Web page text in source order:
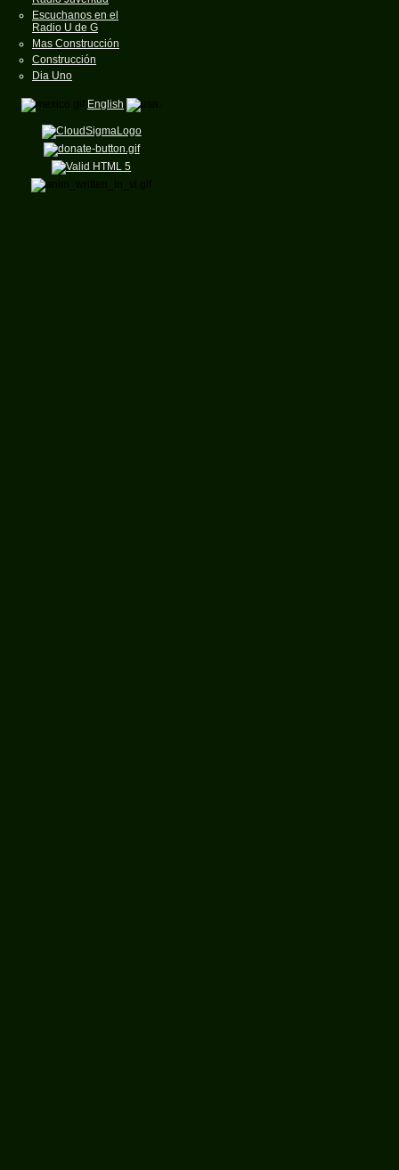
Escuchanos en el
Radio U de G
Mas Construcción
Construcción
Dia Uno
English